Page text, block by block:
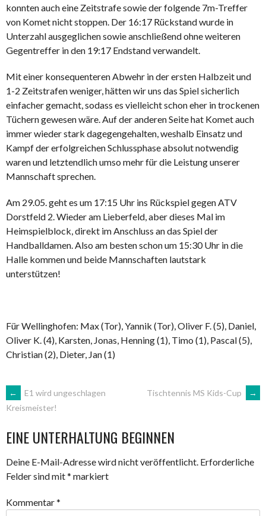
konnten auch eine Zeitstrafe sowie der folgende 7m-Treffer
von Komet nicht stoppen. Der 16:17 Rückstand wurde in
Unterzahl ausgeglichen sowie anschließend ohne weiteren
Gegentreffer in den 19:17 Endstand verwandelt.
Mit einer konsequenteren Abwehr in der ersten Halbzeit und
1-2 Zeitstrafen weniger, hätten wir uns das Spiel sicherlich
einfacher gemacht, sodass es vielleicht schon eher in trockenen
Tüchern gewesen wäre. Auf der anderen Seite hat Komet auch
immer wieder stark dagegengehalten, weshalb Einsatz und
Kampf der erfolgreichen Schlussphase absolut notwendig
waren und letztendlich umso mehr für die Leistung unserer
Mannschaft sprechen.
Am 29.05. geht es um 17:15 Uhr ins Rückspiel gegen ATV
Dorstfeld 2. Wieder am Lieberfeld, aber dieses Mal im
Heimspielblock, direkt im Anschluss an das Spiel der
Handballdamen. Also am besten schon um 15:30 Uhr in die
Halle kommen und beide Mannschaften lautstark
unterstützen!
Für Wellinghofen: Max (Tor), Yannik (Tor), Oliver F. (5), Daniel,
Oliver K. (4), Karsten, Jonas, Henning (1), Timo (1), Pascal (5),
Christian (2), Dieter, Jan (1)
ARTIKEL-
NAVIGATION
←
E1 wird ungeschlagen
Kreismeister!
Tischtennis MS Kids-Cup →
EINE UNTERHALTUNG BEGINNEN
Deine E-Mail-Adresse wird nicht veröffentlicht. Erforderliche
Felder sind mit* markiert
Kommentar*